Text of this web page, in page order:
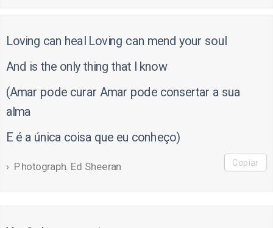
Loving can heal Loving can mend your soul
And is the only thing that I know
(Amar pode curar Amar pode consertar a sua
alma
E é a única coisa que eu conheço)
Photograph. Ed Sheeran Copiar